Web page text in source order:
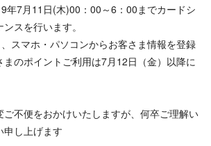
年7月11日(木)00：00～6：00までカードシ
スを行います。
スマホ・パソコンからお客さま情報を登録
まのポイントご利用は7月12日（金）以降に
不便をおかけいたしますが、何卒ご理解い
申し上げます